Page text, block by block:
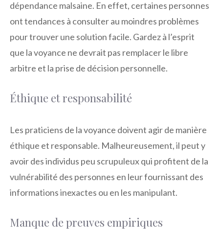
dépendance malsaine. En effet, certaines personnes
ont tendances à consulter au moindres problèmes
pour trouver une solution facile. Gardez à l’esprit
que la voyance ne devrait pas remplacer le libre
arbitre et la prise de décision personnelle.
Éthique et responsabilité
Les praticiens de la voyance doivent agir de manière
éthique et responsable. Malheureusement, il peut y
avoir des individus peu scrupuleux qui profitent de la
vulnérabilité des personnes en leur fournissant des
informations inexactes ou en les manipulant.
Manque de preuves empiriques